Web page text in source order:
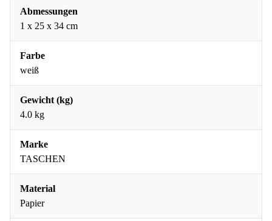
Abmessungen
1 x 25 x 34 cm
Farbe
weiß
Gewicht (kg)
4.0 kg
Marke
TASCHEN
Material
Papier